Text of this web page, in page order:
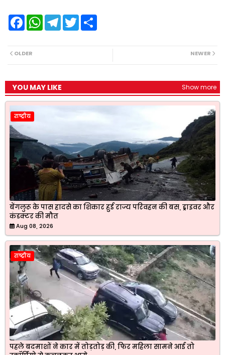
F
a
b
o
W
T
e
T
w
NEWER
OLDER
YOU MAY LIKE Show more
राष्ट्रीय
बेंगलुरू के पास हादसे का शिकार हुई राज्य परिवहन की बस, ड्राइवर और
कंडक्टर की मौत
Aug 08, 2026
राष्ट्रीय
पहले बदमाशों ने कार में तोड़तोड़ की, फिर महिला सामने आई तो